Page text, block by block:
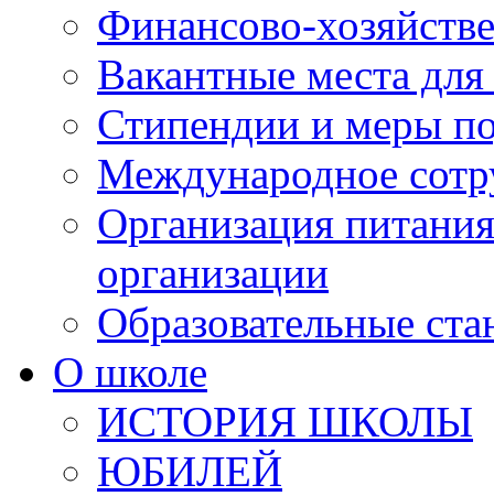
Финансово-
Вакантные места
Стипендии и меры
Международное
Организация
организации
Образовательные
О школе
ИСТОРИЯ ШКОЛЫ
ЮБИЛЕЙ